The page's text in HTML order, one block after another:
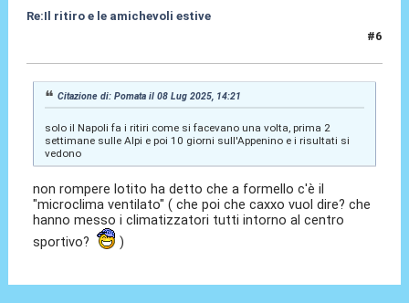
Re:Il ritiro e le amichevoli estive
#6
Citazione di: Pomata il 08 Lug 2025, 14:21
solo il Napoli fa i ritiri come si facevano una volta, prima 2
settimane sulle Alpi e poi 10 giorni sull'Appenino e i risultati si
vedono
non rompere lotito ha detto che a formello c'è il
"microclima ventilato" ( che poi che caxxo vuol dire? che
hanno messo i climatizzatori tutti intorno al centro
sportivo?
)